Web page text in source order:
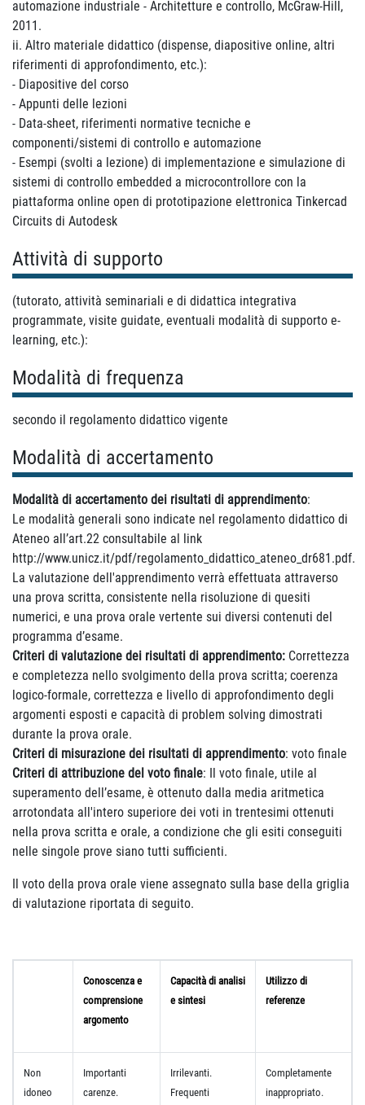
automazione industriale - Architetture e controllo, McGraw-Hill,
2011.
ii. Altro materiale didattico (dispense, diapositive online, altri
riferimenti di approfondimento, etc.):
- Diapositive del corso
- Appunti delle lezioni
- Data-sheet, riferimenti normative tecniche e
componenti/sistemi di controllo e automazione
- Esempi (svolti a lezione) di implementazione e simulazione di
sistemi di controllo embedded a microcontrollore con la
piattaforma online open di prototipazione elettronica Tinkercad
Circuits di Autodesk
Attività di supporto
(tutorato, attività seminariali e di didattica integrativa
programmate, visite guidate, eventuali modalità di supporto e-
learning, etc.):
Modalità di frequenza
secondo il regolamento didattico vigente
Modalità di accertamento
Modalità di accertamento dei risultati di apprendimento:
Le modalità generali sono indicate nel regolamento didattico di
Ateneo all’art.22 consultabile al link
http://www.unicz.it/pdf/regolamento_didattico_ateneo_dr681.pdf.
La valutazione dell'apprendimento verrà effettuata attraverso
una prova scritta, consistente nella risoluzione di quesiti
numerici, e una prova orale vertente sui diversi contenuti del
programma d’esame.
Criteri di valutazione dei risultati di apprendimento: Correttezza
e completezza nello svolgimento della prova scritta; coerenza
logico-formale, correttezza e livello di approfondimento degli
argomenti esposti e capacità di problem solving dimostrati
durante la prova orale.
Criteri di misurazione dei risultati di apprendimento: voto finale
Criteri di attribuzione del voto finale: Il voto finale, utile al
superamento dell’esame, è ottenuto dalla media aritmetica
arrotondata all'intero superiore dei voti in trentesimi ottenuti
nella prova scritta e orale, a condizione che gli esiti conseguiti
nelle singole prove siano tutti sufficienti.
Il voto della prova orale viene assegnato sulla base della griglia
di valutazione riportata di seguito.
Conoscenza e
comprensione
argomento
Capacità di analisi
e sintesi
Utilizzo di
referenze
Non
idoneo
Importanti
carenze.
Irrilevanti.
Frequenti
Completamente
inappropriato.